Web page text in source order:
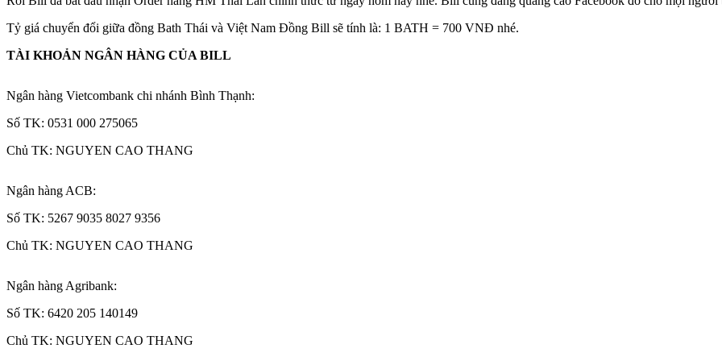
Tỷ giá chuyển đổi giữa đồng Bath Thái và Việt Nam Đồng Bill sẽ tính là: 1 BATH = 700 VNĐ nhé.
TÀI KHOẢN NGÂN HÀNG CỦA BILL
Ngân hàng Vietcombank chi nhánh Bình Thạnh:
Số TK: 0531 000 275065
Chủ TK: NGUYEN CAO THANG
Ngân hàng ACB:
Số TK: 5267 9035 8027 9356
Chủ TK: NGUYEN CAO THANG
Ngân hàng Agribank:
Số TK: 6420 205 140149
Chủ TK: NGUYEN CAO THANG